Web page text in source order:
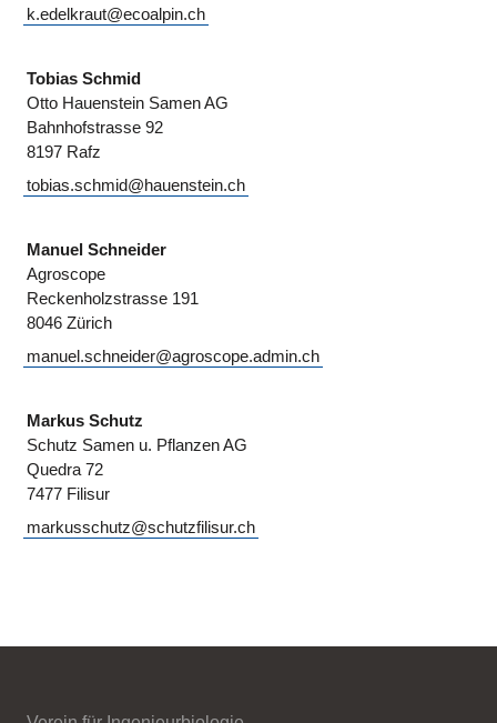
k.edelkraut@ecoalpin.ch
Tobias Schmid
Otto Hauenstein Samen AG
Bahnhofstrasse 92
8197 Rafz
tobias.schmid@hauenstein.ch
Manuel Schneider
Agroscope
Reckenholzstrasse 191
8046 Zürich
manuel.schneider@agroscope.admin.ch
Markus Schutz
Schutz Samen u. Pflanzen AG
Quedra 72
7477 Filisur
markusschutz@schutzfilisur.ch